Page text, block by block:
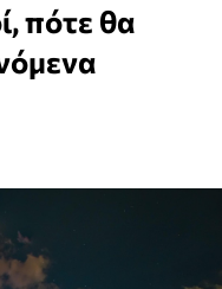
πότε θα